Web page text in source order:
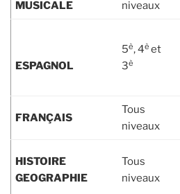
MUSICALE
niveaux
ESPAGNOL
5è, 4è et
3è
FRANÇAIS
Tous
niveaux
HISTOIRE
GEOGRAPHIE
Tous
niveaux